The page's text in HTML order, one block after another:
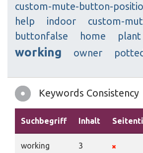
custom-mute-button-
help
indoor
custom-
buttonfalse
home plant
working owner
Keywords Consistency
Suchbegriff Inhalt
working 3